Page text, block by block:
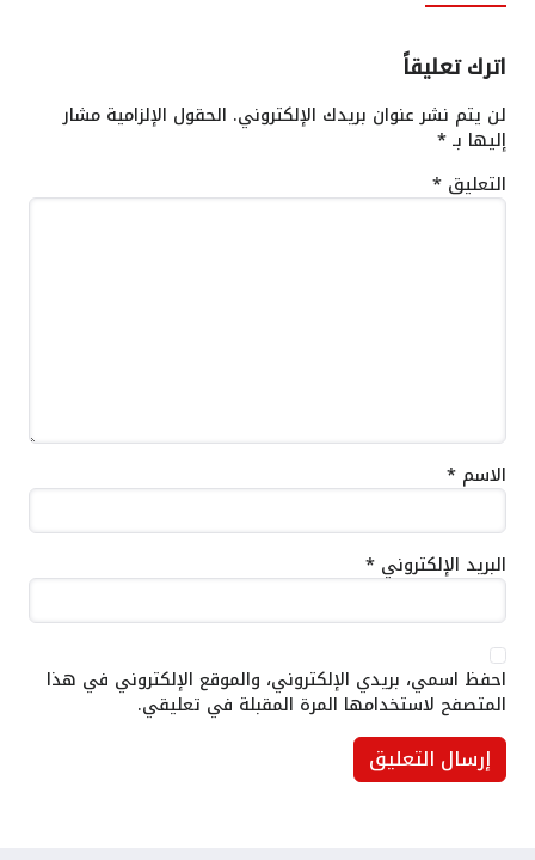
اترك تعليقاً
لن يتم نشر عنوان بريدك الإلكتروني. الحقول الإلزامية مشار
إليها بـ*
التعليق *
الاسم *
البريد الإلكتروني *
احفظ اسمي، بريدي الإلكتروني، والموقع الإلكتروني في هذا
المتصفح لاستخدامها المرة المقبلة في تعليقي.